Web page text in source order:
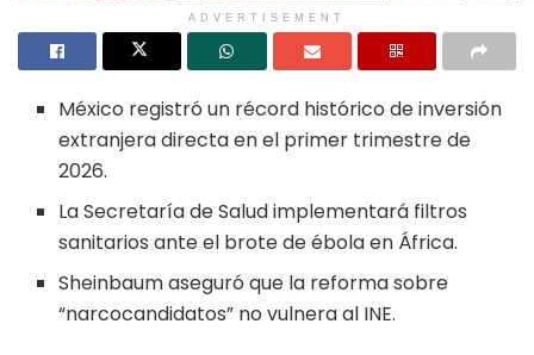
ADVERTISEMENT
México registró un récord histórico de inversión
extranjera directa en el primer trimestre de
2026.
La Secretaría de Salud implementará filtros
sanitarios ante el brote de ébola en África.
Sheinbaum aseguró que la reforma sobre
“narcocandidatos” no vulnera al INE.